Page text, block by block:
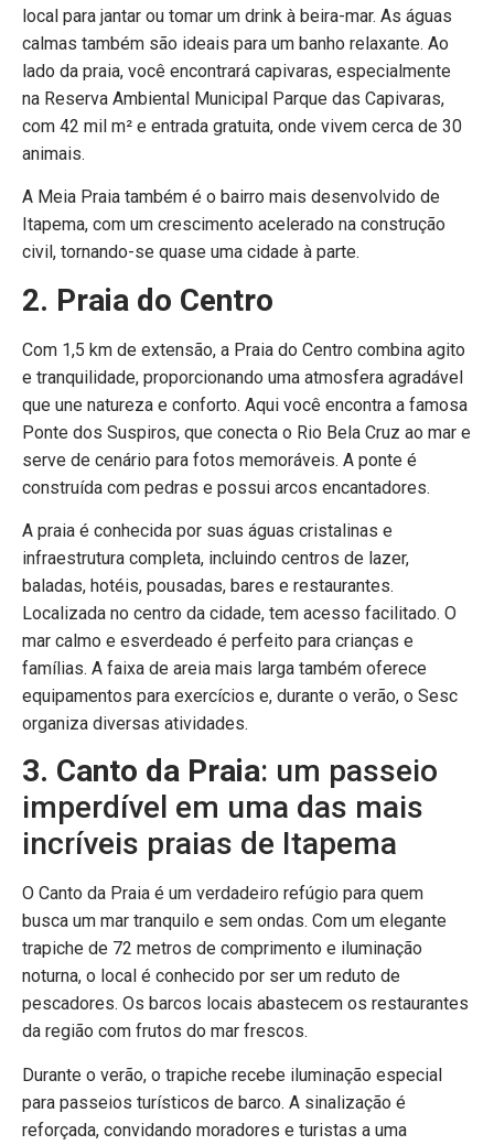
local para jantar ou tomar um drink à beira-mar. As águas
calmas também são ideais para um banho relaxante. Ao
lado da praia, você encontrará capivaras, especialmente
na Reserva Ambiental Municipal Parque das Capivaras,
com 42 mil m² e entrada gratuita, onde vivem cerca de 30
animais.
A Meia Praia também é o bairro mais desenvolvido de
Itapema, com um crescimento acelerado na construção
civil, tornando-se quase uma cidade à parte.
2. Praia do Centro
Com 1,5 km de extensão, a Praia do Centro combina agito
e tranquilidade, proporcionando uma atmosfera agradável
que une natureza e conforto. Aqui você encontra a famosa
Ponte dos Suspiros, que conecta o Rio Bela Cruz ao mar e
serve de cenário para fotos memoráveis. A ponte é
construída com pedras e possui arcos encantadores.
A praia é conhecida por suas águas cristalinas e
infraestrutura completa, incluindo centros de lazer,
baladas, hotéis, pousadas, bares e restaurantes.
Localizada no centro da cidade, tem acesso facilitado. O
mar calmo e esverdeado é perfeito para crianças e
famílias. A faixa de areia mais larga também oferece
equipamentos para exercícios e, durante o verão, o Sesc
organiza diversas atividades.
3. Canto da Praia: um passeio
imperdível em uma das mais
incríveis praias de Itapema
O Canto da Praia é um verdadeiro refúgio para quem
busca um mar tranquilo e sem ondas. Com um elegante
trapiche de 72 metros de comprimento e iluminação
noturna, o local é conhecido por ser um reduto de
pescadores. Os barcos locais abastecem os restaurantes
da região com frutos do mar frescos.
Durante o verão, o trapiche recebe iluminação especial
para passeios turísticos de barco. A sinalização é
reforçada, convidando moradores e turistas a uma